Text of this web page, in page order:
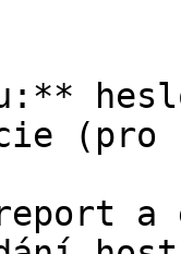
(pro
a